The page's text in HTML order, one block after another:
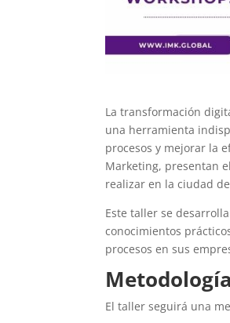
La transformación
una herramienta
procesos y mejorar la
Marketing, presentan
realizar en la ciudad
Este taller se
conocimientos
procesos en sus
El taller seguirá una